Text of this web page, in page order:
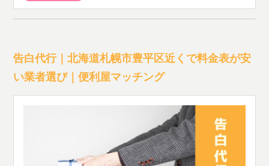
告白代行｜北海道札幌市豊平区近くで料金表が安
い業者選び｜便利屋マッチング